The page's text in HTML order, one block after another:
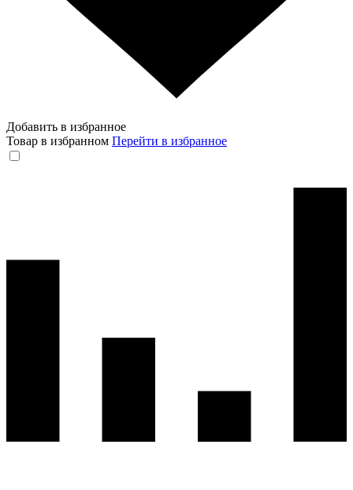
Добавить в избранное
Товар в избранном Перейти в избранное